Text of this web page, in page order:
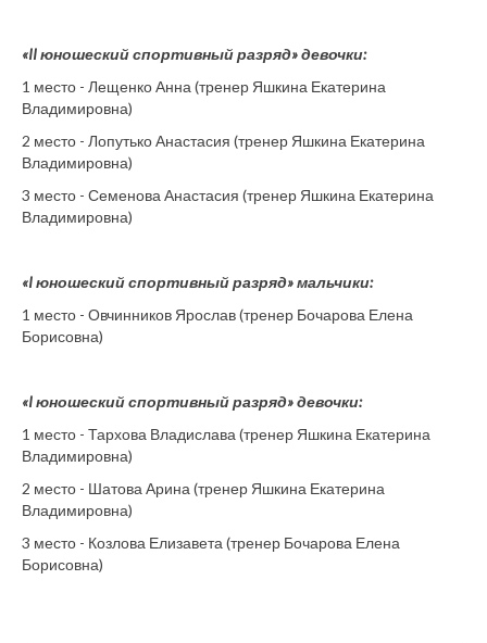
«II юношеский спортивный разряд» девочки:
1 место - Лещенко Анна (тренер Яшкина Екатерина
Владимировна)
2 место - Лопутько Анастасия (тренер Яшкина Екатерина
Владимировна)
3 место - Семенова Анастасия (тренер Яшкина Екатерина
Владимировна)
«I юношеский спортивный разряд» мальчики:
1 место - Овчинников Ярослав (тренер Бочарова Елена
Борисовна)
«I юношеский спортивный разряд» девочки:
1 место - Тархова Владислава (тренер Яшкина Екатерина
Владимировна)
2 место - Шатова Арина (тренер Яшкина Екатерина
Владимировна)
3 место - Козлова Елизавета (тренер Бочарова Елена
Борисовна)